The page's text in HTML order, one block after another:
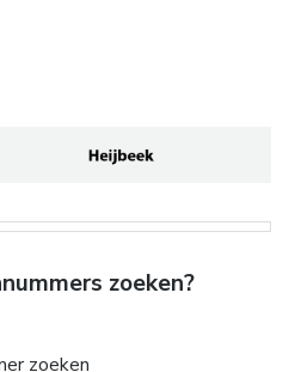
zoeken?
zoeken